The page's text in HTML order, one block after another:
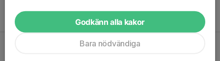
14:30
Torslandavallen 3 Konstgräs 7M7
Älvängens IK F16 vit - Torslanda IK TIK GRÖN
Godkänn alla kakor
Bara nödvändiga